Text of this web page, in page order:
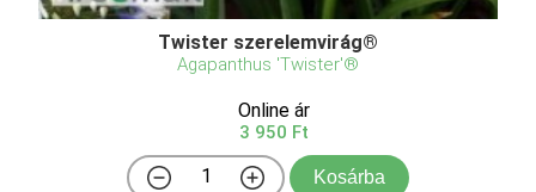
Twister szerelemvirág®
Agapanthus 'Twister'®
Online ár
3 950 Ft
Kosárba